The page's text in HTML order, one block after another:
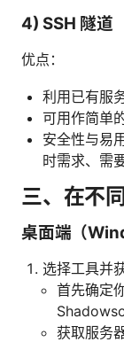
4) SSH 隧道
优点：
利用已有服
可用作简单
安全性与易
时需求、需
三、在不
桌面端（
选择工具并
首先确定
获取服务